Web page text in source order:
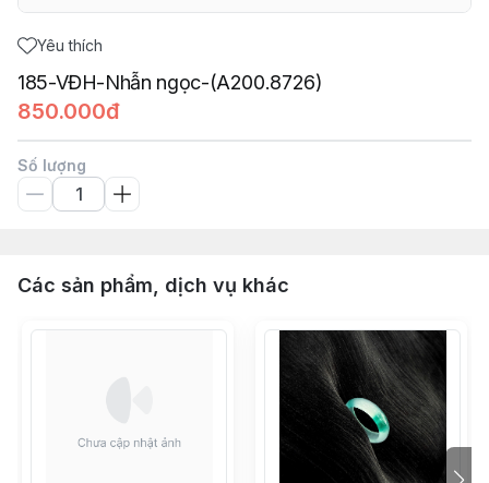
Yêu thích
185-VĐH-Nhẫn ngọc-(A200.8726)
850.000đ
Số lượng
Các sản phẩm, dịch vụ khác